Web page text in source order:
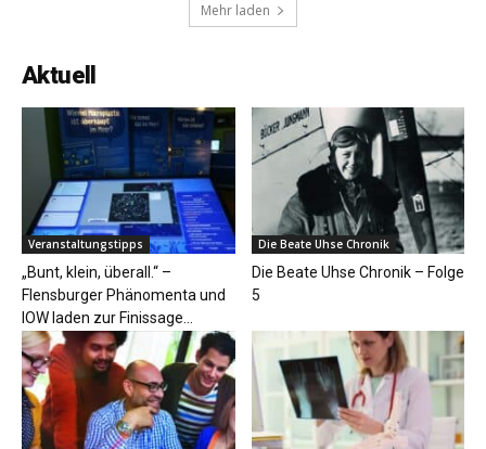
Mehr laden
Aktuell
Veranstaltungstipps
„Bunt, klein, überall.“ –
Flensburger Phänomenta und
IOW laden zur Finissage...
Die Beate Uhse Chronik
Die Beate Uhse Chronik – Folge
5